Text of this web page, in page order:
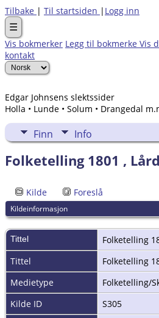
Tilbake | Til startsiden | Logg inn
☰
Vis bokmerker Legg til bokmerke Vis
kontakt
Edgar Johnsens slektssider
Holla • Lunde • Solum • Drangedal
Finn Info
Folketelling 1801 ,
Kilde Foreslå
Kildeinformasjon
Tittel
Folketelling
Tittel
Folketelling
Medietype
Folketelling/
Kilde ID
S305